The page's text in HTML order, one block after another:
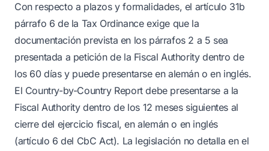
Con respecto a plazos y formalidades, el artículo 31b
párrafo 6 de la Tax Ordinance exige que la
documentación prevista en los párrafos 2 a 5 sea
presentada a petición de la Fiscal Authority dentro de
los 60 días y puede presentarse en alemán o en inglés.
El Country-by-Country Report debe presentarse a la
Fiscal Authority dentro de los 12 meses siguientes al
cierre del ejercicio fiscal, en alemán o en inglés
(artículo 6 del CbC Act). La legislación no detalla en el